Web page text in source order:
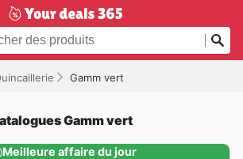
Gamm vert
Gamm vert
Meilleure affaire du jour